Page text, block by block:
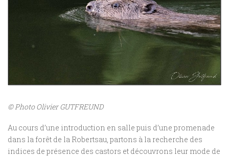
© Photo Olivier GUTFREUND
Au cours d’une introduction en salle puis d’une promenade
dans la forêt de la Robertsau, partons à la recherche des
indices de présence des castors et découvrons leur mode de